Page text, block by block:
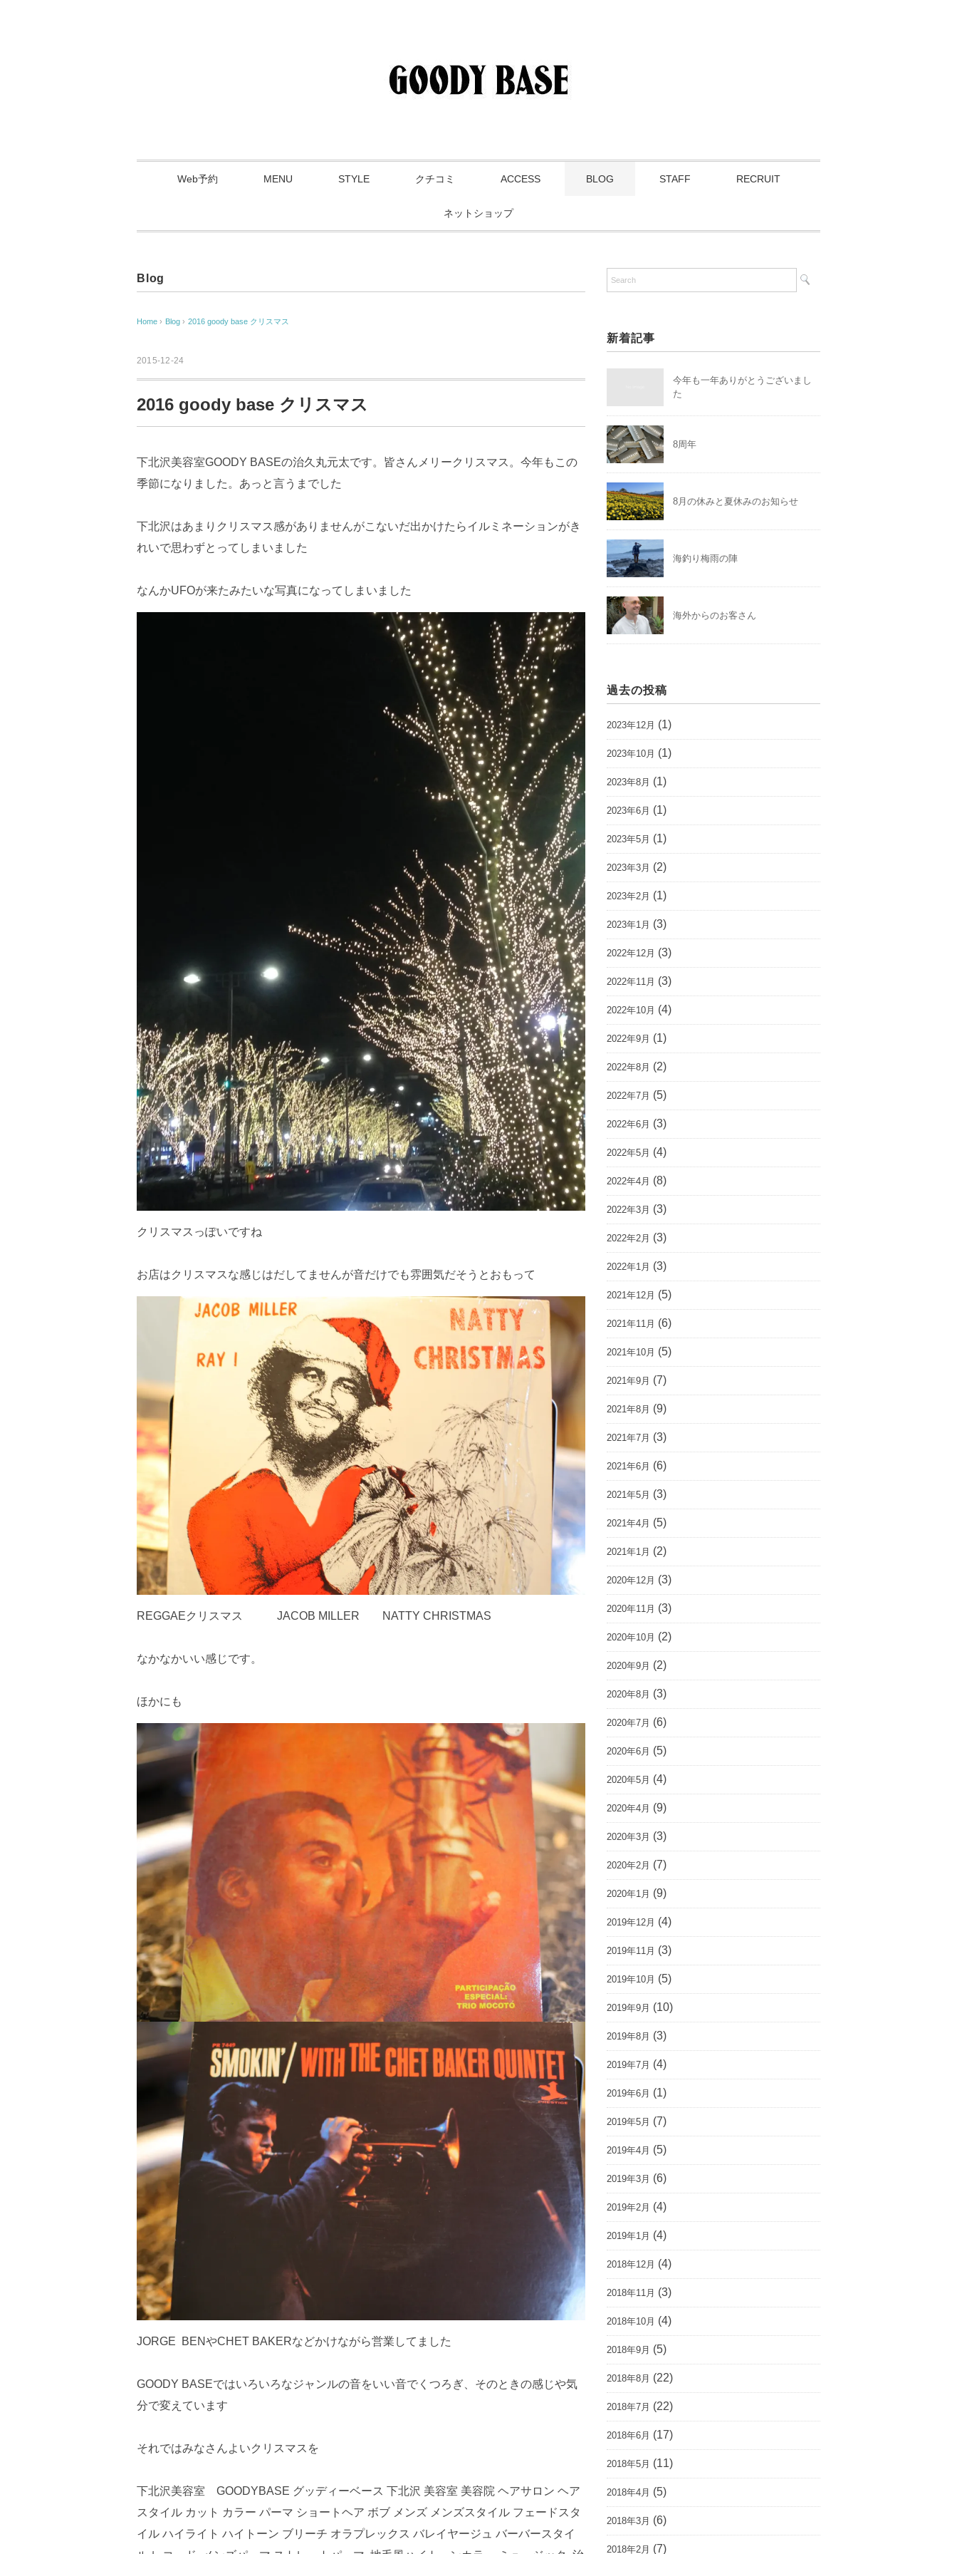
Web予約 MENU STYLE クチコミ ACCESS BLOG STAFF RECRUIT
ネットショップ
Blog
Home › Blog › 2016 goody base クリスマス
2015-12-24
2016 goody base クリスマス
下北沢美容室GOODY BASEの治久丸元太です。皆さんメリークリスマス。今年もこの
季節になりました。あっと言うまでした
下北沢はあまりクリスマス感がありませんがこないだ出かけたらイルミネーションがき
れいで思わずとってしまいました
なんかUFOが来たみたいな写真になってしまいました
クリスマスっぽいですね
お店はクリスマスな感じはだしてませんが音だけでも雰囲気だそうとおもって
REGGAEクリスマス JACOB MILLER NATTY CHRISTMAS
なかなかいい感じです。
ほかにも
JORGE BENやCHET BAKERなどかけながら営業してました
GOODY BASEではいろいろなジャンルの音をいい音でくつろぎ、そのときの感じや気
分で変えています
それではみなさんよいクリスマスを
下北沢美容室 GOODYBASE グッディーベース 下北沢 美容室 美容院 ヘアサロン ヘア
スタイル カット カラー パーマ ショートヘア ボブ メンズ メンズスタイル フェードスタ
イル ハイライト ハイトーン ブリーチ オラプレックス バレイヤージュ バーバースタイ
新着記事
今年も一年ありがとうございまし
た
8周年
8月の休みと夏休みのお知らせ
海釣り梅雨の陣
海外からのお客さん
過去の投稿
2023年12月 (1)
2023年10月 (1)
2023年8月 (1)
2023年6月 (1)
2023年5月 (1)
2023年3月 (2)
2023年2月 (1)
2023年1月 (3)
2022年12月 (3)
2022年11月 (3)
2022年10月 (4)
2022年9月 (1)
2022年8月 (2)
2022年7月 (5)
2022年6月 (3)
2022年5月 (4)
2022年4月 (8)
2022年3月 (3)
2022年2月 (3)
2022年1月 (3)
2021年12月 (5)
2021年11月 (6)
2021年10月 (5)
2021年9月 (7)
2021年8月 (9)
2021年7月 (3)
2021年6月 (6)
2021年5月 (3)
2021年4月 (5)
2021年1月 (2)
2020年12月 (3)
2020年11月 (3)
2020年10月 (2)
2020年9月 (2)
2020年8月 (3)
2020年7月 (6)
2020年6月 (5)
2020年5月 (4)
2020年4月 (9)
2020年3月 (3)
2020年2月 (7)
2020年1月 (9)
2019年12月 (4)
2019年11月 (3)
2019年10月 (5)
2019年9月 (10)
2019年8月 (3)
2019年7月 (4)
2019年6月 (1)
2019年5月 (7)
2019年4月 (5)
2019年3月 (6)
2019年2月 (4)
2019年1月 (4)
2018年12月 (4)
2018年11月 (3)
2018年10月 (4)
2018年9月 (5)
2018年8月 (22)
2018年7月 (22)
2018年6月 (17)
2018年5月 (11)
2018年4月 (5)
2018年3月 (6)
2018年2月 (7)